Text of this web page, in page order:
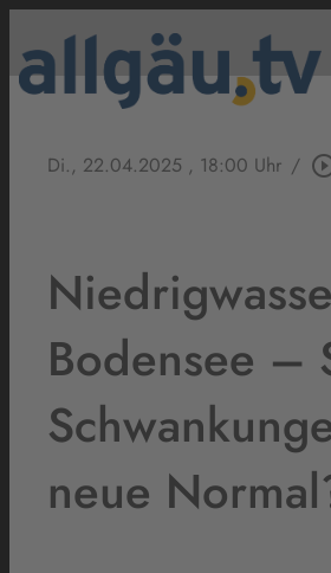
Di., 22.04.2025 , 18:00 Uhr /
Bodensee –
neue